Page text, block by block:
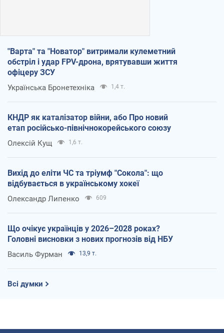
"Варта" та "Новатор" витримали кулеметний
обстріл і удар FPV-дрона, врятувавши життя
офіцеру ЗСУ
Українська Бронетехніка 1,4 т.
КНДР як каталізатор війни, або Про новий
етап російсько-північнокорейського союзу
Олексій Кущ 1,6 т.
Вихід до еліти ЧС та тріумф "Сокола": що
відбувається в українському хокеї
Олександр Липенко 609
Що очікує українців у 2026–2028 роках?
Головні висновки з нових прогнозів від НБУ
Василь Фурман 13,9 т.
Всі думки